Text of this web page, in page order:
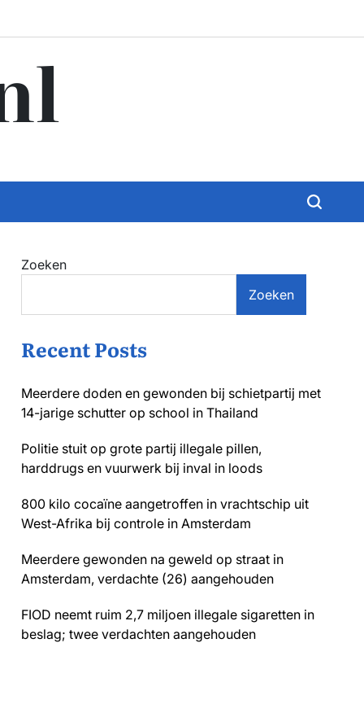
Zoeken
Zoeken
Recent Posts
Meerdere doden en gewonden bij schietpartij met
14-jarige schutter op school in Thailand
Politie stuit op grote partij illegale pillen,
harddrugs en vuurwerk bij inval in loods
800 kilo cocaïne aangetroffen in vrachtschip uit
West-Afrika bij controle in Amsterdam
Meerdere gewonden na geweld op straat in
Amsterdam, verdachte (26) aangehouden
FIOD neemt ruim 2,7 miljoen illegale sigaretten in
beslag; twee verdachten aangehouden